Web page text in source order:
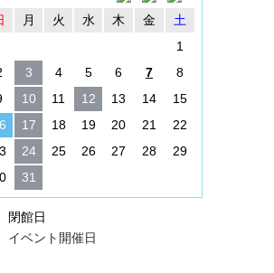
月 火 水 木 金
土
1
3 4 5 6 7
8
10 11 12 13 14
15
17 18 19 20 21
22
24 25 26 27 28
29
31
閉館日
イベント開催日